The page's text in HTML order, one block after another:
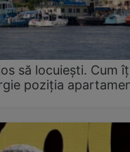
să locuiești. Cum
poziția